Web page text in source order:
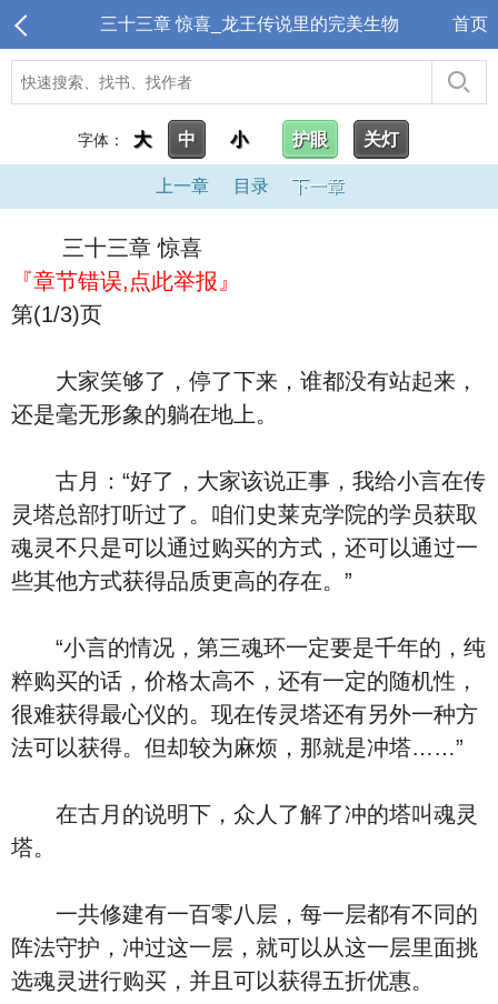
三十三章 惊喜_龙王传说里的完美生物 首页
字体： 大 中 小 护眼 关灯
上一章 目录 下一章
三十三章 惊喜
『章节错误,点此举报』
第(1/3)页
大家笑够了，停了下来，谁都没有站起来，
还是毫无形象的躺在地上。
古月：“好了，大家该说正事，我给小言在传
灵塔总部打听过了。咱们史莱克学院的学员获取
魂灵不只是可以通过购买的方式，还可以通过一
些其他方式获得品质更高的存在。”
“小言的情况，第三魂环一定要是千年的，纯
粹购买的话，价格太高不，还有一定的随机性，
很难获得最心仪的。现在传灵塔还有另外一种方
法可以获得。但却较为麻烦，那就是冲塔……”
在古月的说明下，众人了解了冲的塔叫魂灵
塔。
一共修建有一百零八层，每一层都有不同的
阵法守护，冲过这一层，就可以从这一层里面挑
选魂灵进行购买，并且可以获得五折优惠。